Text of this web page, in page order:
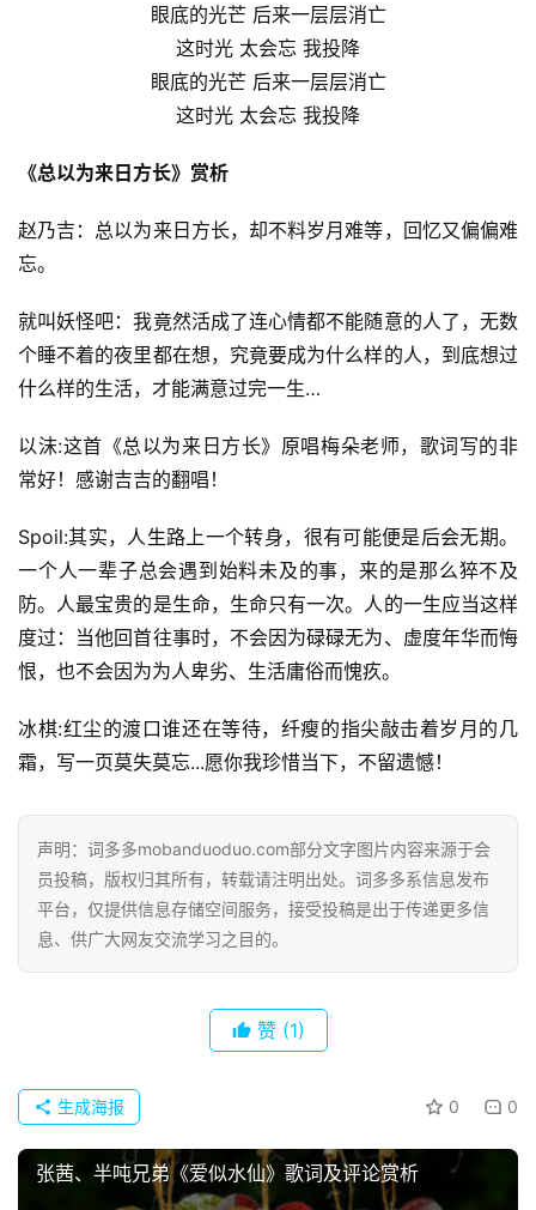
页
眼底的光芒 后来一层层消亡
这时光 太会忘 我投降
眼底的光芒 后来一层层消亡
这时光 太会忘 我投降
《总以为来日方长》赏析
赵乃吉：总以为来日方长，却不料岁月难等，回忆又偏偏难
忘。
就叫妖怪吧：我竟然活成了连心情都不能随意的人了，无数
个睡不着的夜里都在想，究竟要成为什么样的人，到底想过
什么样的生活，才能满意过完一生…
以沫:这首《总以为来日方长》原唱梅朵老师，歌词写的非
常好！感谢吉吉的翻唱！
Spoil:其实，人生路上一个转身，很有可能便是后会无期。
一个人一辈子总会遇到始料未及的事，来的是那么猝不及
防。人最宝贵的是生命，生命只有一次。人的一生应当这样
度过：当他回首往事时，不会因为碌碌无为、虚度年华而悔
恨，也不会因为为人卑劣、生活庸俗而愧疚。
冰棋:红尘的渡口谁还在等待，纤瘦的指尖敲击着岁月的几
霜，写一页莫失莫忘...愿你我珍惜当下，不留遗憾！
声明：词多多mobanduoduo.com部分文字图片内容来源于会
员投稿，版权归其所有，转载请注明出处。词多多系信息发布
平台，仅提供信息存储空间服务，接受投稿是出于传递更多信
息、供广大网友交流学习之目的。
赞 (1)
0 0
生成海报
张茜、半吨兄弟《爱似水仙》歌词及评论赏析